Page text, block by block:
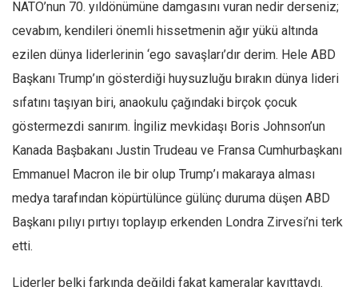
Sosyal Medya
Twitter
Facebook
Instagram
YouTube
Editörden
Yazarlar
NATO’nun 70. yıldönümüne damgasını vuran nedir derseniz;
cevabım, kendileri önemli hissetmenin ağır yükü altında
ezilen dünya liderlerinin ‘ego savaşları’dır derim. Hele ABD
Başkanı Trump’ın gösterdiği huysuzluğu bırakın dünya lideri
sıfatını taşıyan biri, anaokulu çağındaki birçok çocuk
göstermezdi sanırım. İngiliz mevkidaşı Boris Johnson’un
Kanada Başbakanı Justin Trudeau ve Fransa Cumhurbaşkanı
Emmanuel Macron ile bir olup Trump’ı makaraya alması
medya tarafından köpürtülünce gülünç duruma düşen ABD
Başkanı pılıyı pırtıyı toplayıp erkenden Londra Zirvesi’ni terk
etti.
Liderler belki farkında değildi fakat kameralar kayıttaydı.